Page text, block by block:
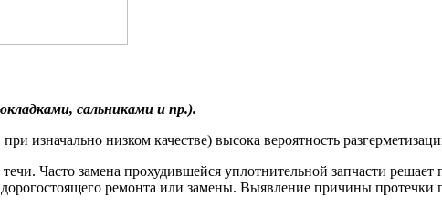
сальниками и пр.).
изначально низком качестве) высока вероятность
Часто замена прохудившейся уплотнительной запчасти решает
ремонта или замены. Выявление причины протечки